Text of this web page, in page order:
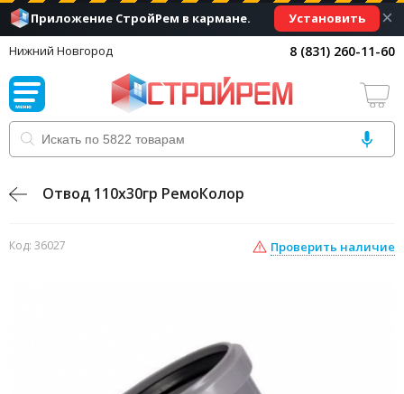
Приложение СтройРем в кармане. Установить ×
Нижний Новгород 8 (831) 260-11-60
Отвод 110х30гр РемоКолор
Код: 36027 Проверить наличие